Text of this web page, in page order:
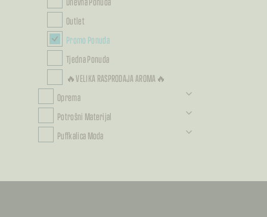
Outlet
Promo Ponuda
Tjedna Ponuda
🔥VELIKA RASPRODAJA AROMA🔥
Oprema
Potrošni Materijal
Puffkalica Moda